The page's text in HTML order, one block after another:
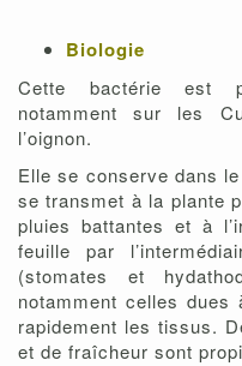
Biologie
Cette bactérie est
notamment sur les
l’oignon.
Elle se conserve dans
se transmet à la plante
pluies battantes et à
feuille par
(stomates et
notamment celles
rapidement les tissus.
et de fraîcheur sont